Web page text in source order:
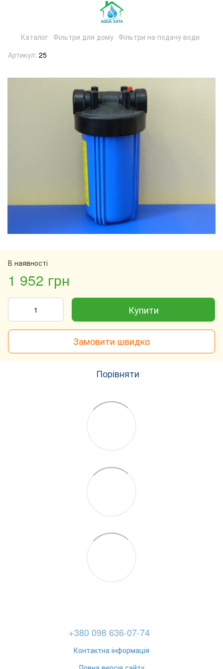
Каталог Фільтри для дому Фільтри на подачу води
Артикул: 25
В наявності
1 952 грн
Купити
Замовити швидко
Порівняти
+380 098 636-07-74
Контактна інформація